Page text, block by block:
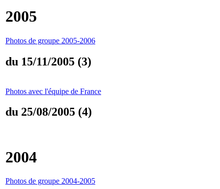
2005
Photos de groupe 2005-2006
du 15/11/2005 (3)
Photos avec l'équipe de France
du 25/08/2005 (4)
2004
Photos de groupe 2004-2005